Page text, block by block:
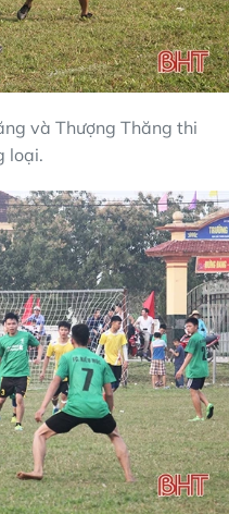
và Thượng Thăng thi
loại.